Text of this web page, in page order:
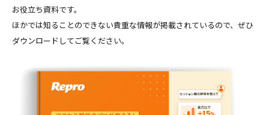
お役立ち資料です。
ほかでは知ることのできない貴重な情報が掲載されているので、ぜひ
ダウンロードしてご覧ください。